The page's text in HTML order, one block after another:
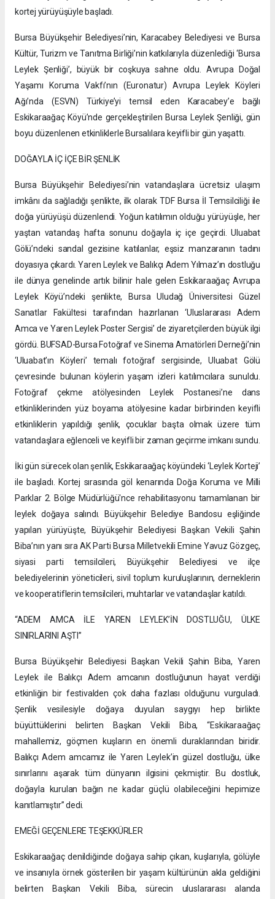
kortej yürüyüşüyle başladı.
Bursa Büyükşehir Belediyesi’nin, Karacabey Belediyesi ve Bursa
Kültür, Turizm ve Tanıtma Birliği’nin katkılarıyla düzenlediği ‘Bursa
Leylek Şenliği’, büyük bir coşkuya sahne oldu. Avrupa Doğal
Yaşamı Koruma Vakfı’nın (Euronatur) Avrupa Leylek Köyleri
Ağı’nda (ESVN) Türkiye’yi temsil eden Karacabey’e bağlı
Eskikaraağaç Köyü’nde gerçekleştirilen Bursa Leylek Şenliği, gün
boyu düzenlenen etkinliklerle Bursalılara keyifli bir gün yaşattı.
DOĞAYLA İÇ İÇE BİR ŞENLİK
Bursa Büyükşehir Belediyesi’nin vatandaşlara ücretsiz ulaşım
imkânı da sağladığı şenlikte, ilk olarak TDF Bursa İl Temsilciliği ile
doğa yürüyüşü düzenlendi. Yoğun katılımın olduğu yürüyüşle, her
yaştan vatandaş hafta sonunu doğayla iç içe geçirdi. Uluabat
Gölü’ndeki sandal gezisine katılanlar, eşsiz manzaranın tadını
doyasıya çıkardı. Yaren Leylek ve Balıkçı Adem Yılmaz’ın dostluğu
ile dünya genelinde artık bilinir hale gelen Eskikaraağaç Avrupa
Leylek Köyü’ndeki şenlikte, Bursa Uludağ Üniversitesi Güzel
Sanatlar Fakültesi tarafından hazırlanan ‘Uluslararası Adem
Amca ve Yaren Leylek Poster Sergisi’ de ziyaretçilerden büyük ilgi
gördü. BUFSAD-Bursa Fotoğraf ve Sinema Amatörleri Derneği’nin
‘Uluabat’ın Köyleri’ temalı fotoğraf sergisinde, Uluabat Gölü
çevresinde bulunan köylerin yaşam izleri katılımcılara sunuldu.
Fotoğraf çekme atölyesinden Leylek Postanesi’ne dans
etkinliklerinden yüz boyama atölyesine kadar birbirinden keyifli
etkinliklerin yapıldığı şenlik, çocuklar başta olmak üzere tüm
vatandaşlara eğlenceli ve keyifli bir zaman geçirme imkanı sundu.
İki gün sürecek olan şenlik, Eskikaraağaç köyündeki ‘Leylek Korteji’
ile başladı. Kortej sırasında göl kenarında Doğa Koruma ve Milli
Parklar 2. Bölge Müdürlüğü'nce rehabilitasyonu tamamlanan bir
leylek doğaya salındı. Büyükşehir Belediye Bandosu eşliğinde
yapılan yürüyüşte, Büyükşehir Belediyesi Başkan Vekili Şahin
Biba’nın yanı sıra AK Parti Bursa Milletvekili Emine Yavuz Gözgeç,
siyasi parti temsilcileri, Büyükşehir Belediyesi ve ilçe
belediyelerinin yöneticileri, sivil toplum kuruluşlarının, derneklerin
ve kooperatiflerin temsilcileri, muhtarlar ve vatandaşlar katıldı.
“ADEM AMCA İLE YAREN LEYLEK’İN DOSTLUĞU, ÜLKE
SINIRLARINI AŞTI”
Bursa Büyükşehir Belediyesi Başkan Vekili Şahin Biba, Yaren
Leylek ile Balıkçı Adem amcanın dostluğunun hayat verdiği
etkinliğin bir festivalden çok daha fazlası olduğunu vurguladı.
Şenlik vesilesiyle doğaya duyulan saygıyı hep birlikte
büyüttüklerini belirten Başkan Vekili Biba, “Eskikaraağaç
mahallemiz, göçmen kuşların en önemli duraklarından biridir.
Balıkçı Adem amcamız ile Yaren Leylek’in güzel dostluğu, ülke
sınırlarını aşarak tüm dünyanın ilgisini çekmiştir. Bu dostluk,
doğayla kurulan bağın ne kadar güçlü olabileceğini hepimize
kanıtlamıştır” dedi.
EMEĞİ GEÇENLERE TEŞEKKÜRLER
Eskikaraağaç denildiğinde doğaya sahip çıkan, kuşlarıyla, gölüyle
ve insanıyla örnek gösterilen bir yaşam kültürünün akla geldiğini
belirten Başkan Vekili Biba, sürecin uluslararası alanda